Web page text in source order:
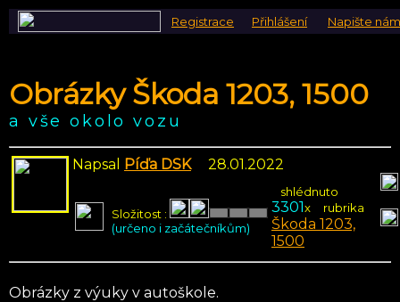
Registrace Přihlášení Napište nám
Obrázky Škoda 1203, 1500
a vše okolo vozu
Napsal Píďa DSK 28.01.2022
Složitost :
(určeno i začátečníkům)
shlédnuto
3301x rubrika
Škoda 1203,
1500
Obrázky z výuky v autoškole.